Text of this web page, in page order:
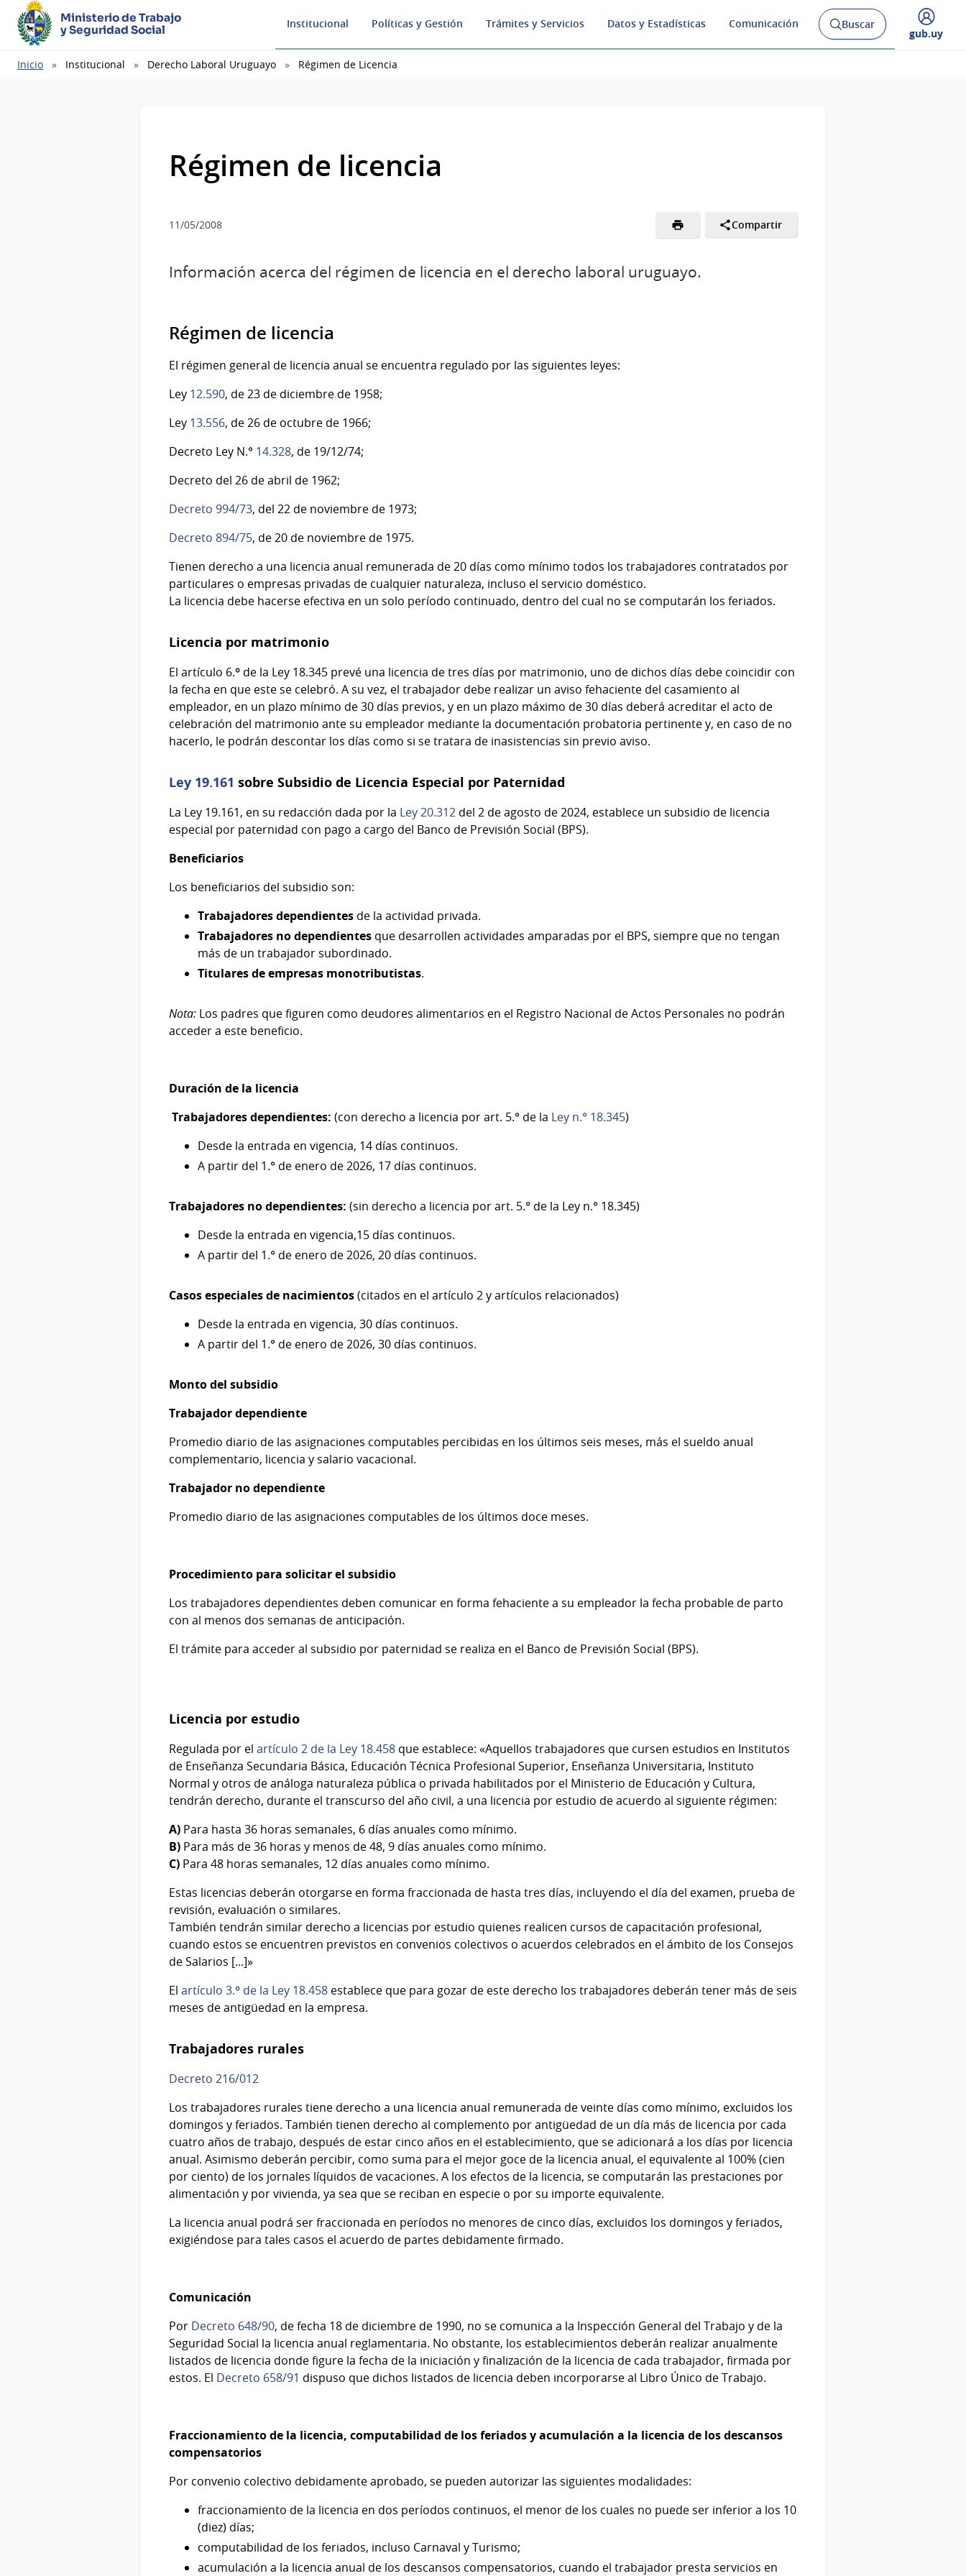
Ministerio de Trabajo
y Seguridad Social
Institucional Políticas y Gestión Trámites y Servicios Datos y Estadísticas Comunicación
Abrir
buscador
Buscar
Desplegar
gub.uy
Ruta
Inicio Institucional Derecho Laboral Uruguayo Régimen de Licencia
Régimen de licencia
11/05/2008 Compartir
Información acerca del régimen de licencia en el derecho laboral uruguayo.
Régimen de licencia
El régimen general de licencia anual se encuentra regulado por las siguientes leyes:
Ley 12.590, de 23 de diciembre de 1958;
Ley 13.556, de 26 de octubre de 1966;
Decreto Ley N.° 14.328, de 19/12/74;
Decreto del 26 de abril de 1962;
Decreto 994/73, del 22 de noviembre de 1973;
Decreto 894/75, de 20 de noviembre de 1975.
Tienen derecho a una licencia anual remunerada de 20 días como mínimo todos los trabajadores contratados por
particulares o empresas privadas de cualquier naturaleza, incluso el servicio doméstico.
La licencia debe hacerse efectiva en un solo período continuado, dentro del cual no se computarán los feriados.
Licencia por matrimonio
El artículo 6.º de la Ley 18.345 prevé una licencia de tres días por matrimonio, uno de dichos días debe coincidir con
la fecha en que este se celebró. A su vez, el trabajador debe realizar un aviso fehaciente del casamiento al
empleador, en un plazo mínimo de 30 días previos, y en un plazo máximo de 30 días deberá acreditar el acto de
celebración del matrimonio ante su empleador mediante la documentación probatoria pertinente y, en caso de no
hacerlo, le podrán descontar los días como si se tratara de inasistencias sin previo aviso.
Ley 19.161 sobre Subsidio de Licencia Especial por Paternidad
La Ley 19.161, en su redacción dada por la Ley 20.312 del 2 de agosto de 2024, establece un subsidio de licencia
especial por paternidad con pago a cargo del Banco de Previsión Social (BPS).
Beneficiarios
Los beneficiarios del subsidio son:
Trabajadores dependientes de la actividad privada.
Trabajadores no dependientes que desarrollen actividades amparadas por el BPS, siempre que no tengan
más de un trabajador subordinado.
Titulares de empresas monotributistas.
Nota: Los padres que figuren como deudores alimentarios en el Registro Nacional de Actos Personales no podrán
acceder a este beneficio.
Duración de la licencia
Trabajadores dependientes: (con derecho a licencia por art. 5.° de la Ley n.° 18.345)
Desde la entrada en vigencia, 14 días continuos.
A partir del 1.° de enero de 2026, 17 días continuos.
Trabajadores no dependientes: (sin derecho a licencia por art. 5.° de la Ley n.° 18.345)
Desde la entrada en vigencia,15 días continuos.
A partir del 1.° de enero de 2026, 20 días continuos.
Casos especiales de nacimientos(citados en el artículo 2 y artículos relacionados)
Desde la entrada en vigencia, 30 días continuos.
A partir del 1.° de enero de 2026, 30 días continuos.
Monto del subsidio
Trabajador dependiente
Promedio diario de las asignaciones computables percibidas en los últimos seis meses, más el sueldo anual
complementario, licencia y salario vacacional.
Trabajador no dependiente
Promedio diario de las asignaciones computables de los últimos doce meses.
Procedimiento para solicitar el subsidio
Los trabajadores dependientes deben comunicar en forma fehaciente a su empleador la fecha probable de parto
con al menos dos semanas de anticipación.
El trámite para acceder al subsidio por paternidad se realiza en el Banco de Previsión Social (BPS).
Licencia por estudio
Regulada por el artículo 2 de la Ley 18.458 que establece: «Aquellos trabajadores que cursen estudios en Institutos
de Enseñanza Secundaria Básica, Educación Técnica Profesional Superior, Enseñanza Universitaria, Instituto
Normal y otros de análoga naturaleza pública o privada habilitados por el Ministerio de Educación y Cultura,
tendrán derecho, durante el transcurso del año civil, a una licencia por estudio de acuerdo al siguiente régimen:
A) Para hasta 36 horas semanales, 6 días anuales como mínimo.
B) Para más de 36 horas y menos de 48, 9 días anuales como mínimo.
C) Para 48 horas semanales, 12 días anuales como mínimo.
Estas licencias deberán otorgarse en forma fraccionada de hasta tres días, incluyendo el día del examen, prueba de
revisión, evaluación o similares.
También tendrán similar derecho a licencias por estudio quienes realicen cursos de capacitación profesional,
cuando estos se encuentren previstos en convenios colectivos o acuerdos celebrados en el ámbito de los Consejos
de Salarios [...]»
El artículo 3.º de la Ley 18.458 establece que para gozar de este derecho los trabajadores deberán tener más de seis
meses de antigüedad en la empresa.
Trabajadores rurales
Decreto 216/012
Los trabajadores rurales tiene derecho a una licencia anual remunerada de veinte días como mínimo, excluidos los
domingos y feriados. También tienen derecho al complemento por antigüedad de un día más de licencia por cada
cuatro años de trabajo, después de estar cinco años en el establecimiento, que se adicionará a los días por licencia
anual. Asimismo deberán percibir, como suma para el mejor goce de la licencia anual, el equivalente al 100% (cien
por ciento) de los jornales líquidos de vacaciones. A los efectos de la licencia, se computarán las prestaciones por
alimentación y por vivienda, ya sea que se reciban en especie o por su importe equivalente.
La licencia anual podrá ser fraccionada en períodos no menores de cinco días, excluidos los domingos y feriados,
exigiéndose para tales casos el acuerdo de partes debidamente firmado.
Comunicación
Por Decreto 648/90, de fecha 18 de diciembre de 1990, no se comunica a la Inspección General del Trabajo y de la
Seguridad Social la licencia anual reglamentaria. No obstante, los establecimientos deberán realizar anualmente
listados de licencia donde figure la fecha de la iniciación y finalización de la licencia de cada trabajador, firmada por
estos. El Decreto 658/91 dispuso que dichos listados de licencia deben incorporarse al Libro Único de Trabajo.
Fraccionamiento de la licencia, computabilidad de los feriados y acumulación a la licencia de los descansos
compensatorios
Por convenio colectivo debidamente aprobado, se pueden autorizar las siguientes modalidades:
fraccionamiento de la licencia en dos períodos continuos, el menor de los cuales no puede ser inferior a los 10
(diez) días;
computabilidad de los feriados, incluso Carnaval y Turismo;
acumulación a la licencia anual de los descansos compensatorios, cuando el trabajador presta servicios en